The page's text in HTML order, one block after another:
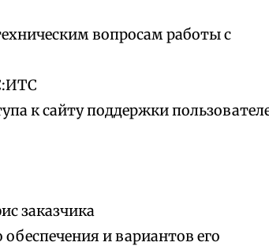
вопросам работы с
к сайту поддержки
заказчика
и вариантов его